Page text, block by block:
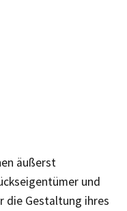
äußerst
und
die Gestaltung ihres